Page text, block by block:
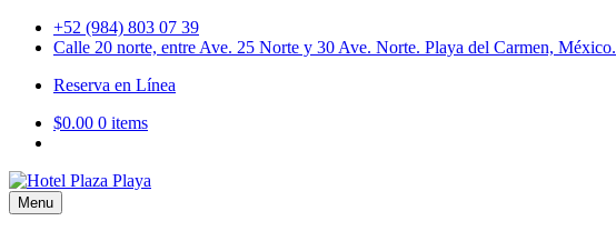
Skip
+52 (984) 803 07 39
Calle 20 norte, entre Ave. 25 Norte y 30 Ave. Norte. Playa del Carmen, México.
Reserva en Línea
$0.00 0 items
Hotel Plaza Playa
Menu